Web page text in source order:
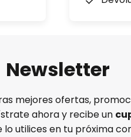
Newsletter
mejores ofertas,
ahora y recibe un
lo utilices en tu próxima